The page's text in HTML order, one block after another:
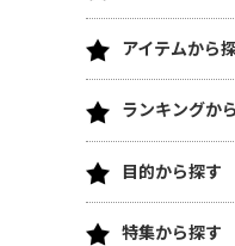
アイテムから
ランキングか
目的から探す
特集から探す